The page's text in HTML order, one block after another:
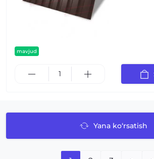
mavjud
Yana ko‘rsatish